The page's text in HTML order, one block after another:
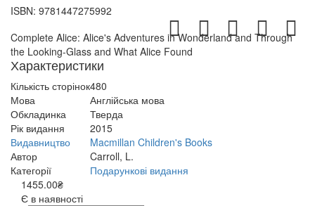
ISBN: 9781447275992
Complete Alice: Alice's Adventures in Wonderland and Through
the Looking-Glass and What Alice Found
Характеристики
Кількість сторінок480
Мова
Англійська мова
Обкладинка
Тверда
Рік видання
2015
Видавництво
Macmillan Children's Books
Автор
Carroll, L.
Категорії
Подарункові видання
1455.00₴
Є в наявності